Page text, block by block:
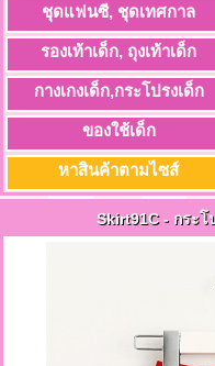
ชุดแฟนซี, ชุดเทศกาล
รองเท้าเด็ก, ถุงเท้าเด็ก
กางเกงเด็ก,กระโปรงเด็ก
ของใช้เด็ก
หาสินค้าตามไซส์
Skirt91C- กระโ